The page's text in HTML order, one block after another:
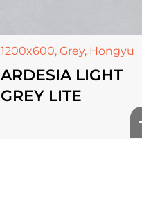
1200x600, Grey, Hongyu
ARDESIA LIGHT
GREY LITE